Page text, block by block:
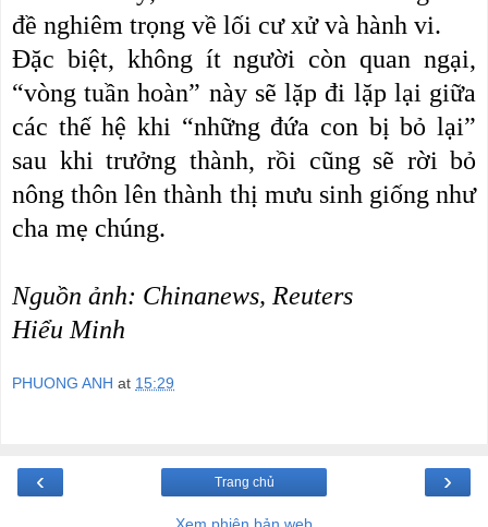
đề nghiêm trọng về lối cư xử và hành vi.
Đặc biệt, không ít người còn quan ngại,
“vòng tuần hoàn” này sẽ lặp đi lặp lại giữa
các thế hệ khi “những đứa con bị bỏ lại”
sau khi trưởng thành, rồi cũng sẽ rời bỏ
nông thôn lên thành thị mưu sinh giống như
cha mẹ chúng.
Nguồn ảnh: Chinanews, Reuters
Hiểu Minh
PHUONG ANH at 15:29
‹ ›
Trang chủ